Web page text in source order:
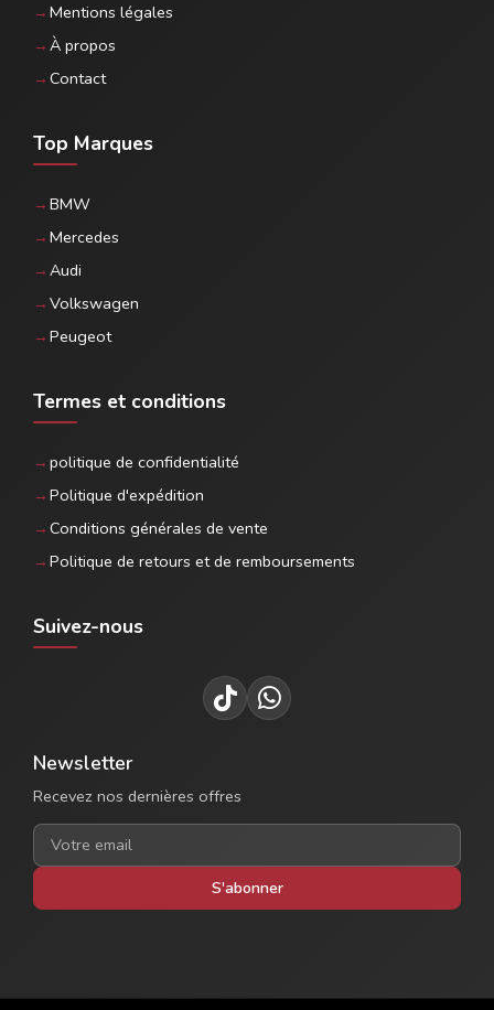
Mentions légales
À propos
Contact
Top Marques
BMW
Mercedes
Audi
Volkswagen
Peugeot
Termes et conditions
politique de confidentialité
Politique d'expédition
Conditions générales de vente
Politique de retours et de remboursements
Suivez-nous
Newsletter
Recevez nos dernières offres
S'abonner